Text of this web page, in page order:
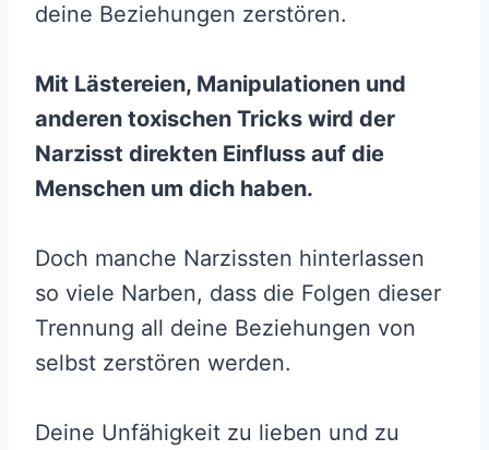
deine Beziehungen zerstören.
Mit Lästereien, Manipulationen und
anderen toxischen Tricks wird der
Narzisst direkten Einfluss auf die
Menschen um dich haben.
Doch manche Narzissten hinterlassen
so viele Narben, dass die Folgen dieser
Trennung all deine Beziehungen von
selbst zerstören werden.
Deine Unfähigkeit zu lieben und zu